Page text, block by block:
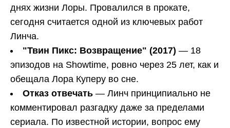
днях жизни Лоры. Провалился в прокате,
сегодня считается одной из ключевых работ
Линча.
"Твин Пикс: Возвращение" (2017) — 18
эпизодов на Showtime, ровно через 25 лет, как и
обещала Лора Куперу во сне.
Отказ отвечать — Линч принципиально не
комментировал разгадку даже за пределами
сериала. По известной истории, вопрос ему